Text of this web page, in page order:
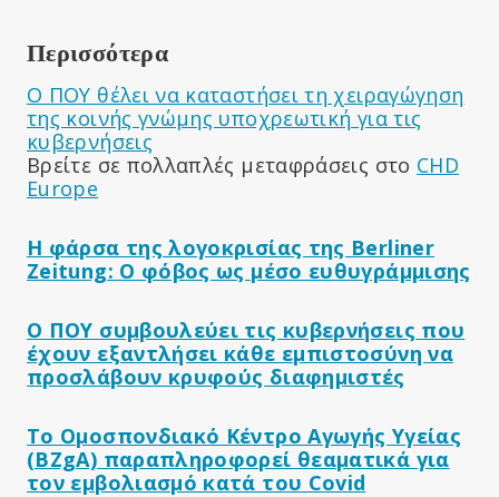
Περισσότερα
Ο ΠΟΥ θέλει να καταστήσει τη χειραγώγηση
της κοινής γνώμης υποχρεωτική για τις
κυβερνήσεις
Βρείτε σε πολλαπλές μεταφράσεις στο CHD
Europe
Η φάρσα της λογοκρισίας της Berliner
Zeitung: Ο φόβος ως μέσο ευθυγράμμισης
Ο ΠΟΥ συμβουλεύει τις κυβερνήσεις που
έχουν εξαντλήσει κάθε εμπιστοσύνη να
προσλάβουν κρυφούς διαφημιστές
Το Ομοσπονδιακό Κέντρο Αγωγής Υγείας
(BZgA) παραπληροφορεί θεαματικά για
τον εμβολιασμό κατά του Covid